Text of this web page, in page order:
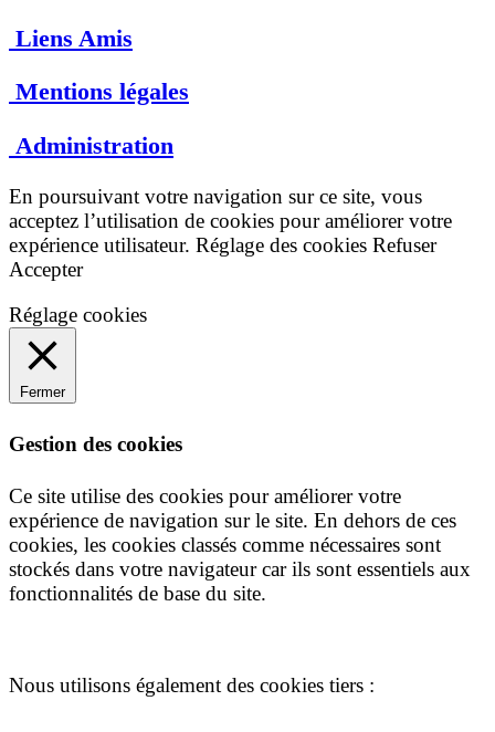
Liens Amis
Mentions légales
Administration
En poursuivant votre navigation sur ce site, vous
acceptez l’utilisation de cookies pour améliorer votre
expérience utilisateur. Réglage des cookies Refuser
Accepter
Réglage cookies
Fermer
Gestion des cookies
Ce site utilise des cookies pour améliorer votre
expérience de navigation sur le site. En dehors de ces
cookies, les cookies classés comme nécessaires sont
stockés dans votre navigateur car ils sont essentiels aux
fonctionnalités de base du site.
Nous utilisons également des cookies tiers :